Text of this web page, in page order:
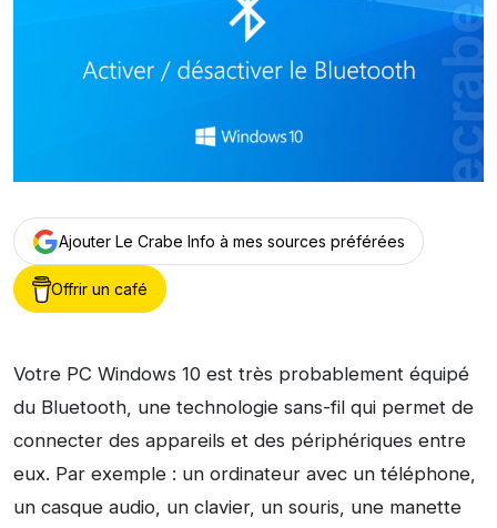
Ajouter Le Crabe Info à mes sources préférées
Offrir un café
Votre PC Windows 10 est très probablement équipé
du Bluetooth, une technologie sans-fil qui permet de
connecter des appareils et des périphériques entre
eux. Par exemple : un ordinateur avec un téléphone,
un casque audio, un clavier, un souris, une manette